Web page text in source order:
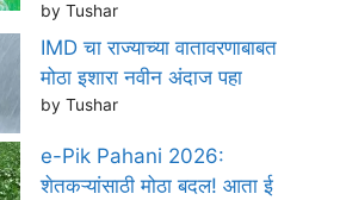
by Tushar
IMD चा राज्याच्या वातावरणाबाबत
मोठा इशारा नवीन अंदाज पहा
by Tushar
e-Pik Pahani 2026:
शेतकऱ्यांसाठी मोठा बदल! आता ई